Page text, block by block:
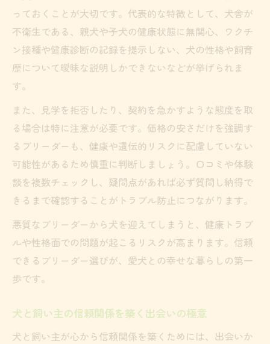
っておくことが大切です。代表的な特徴として、犬舎が
不衛生である、親犬や子犬の健康状態に無関心、ワクチ
ン接種や健康診断の記録を提示しない、犬の性格や飼育
歴について曖昧な説明しかできないなどが挙げられま
す。
また、見学を拒否したり、契約を急かすような態度を取
る場合は特に注意が必要です。価格の安さだけを強調す
るブリーダーも、健康や遺伝的リスクに配慮していない
可能性があるため慎重に判断しましょう。口コミや体験
談を複数チェックし、疑問点があれば必ず質問し納得で
きるまで確認することがトラブル防止につながります。
悪質なブリーダーから犬を迎えてしまうと、健康トラブ
ルや性格面での問題が起こるリスクが高まります。信頼
できるブリーダー選びが、愛犬との幸せな暮らしの第一
歩です。
犬と飼い主の信頼関係を築く出会いの極意
犬と飼い主が心から信頼関係を築くためには、出会いか